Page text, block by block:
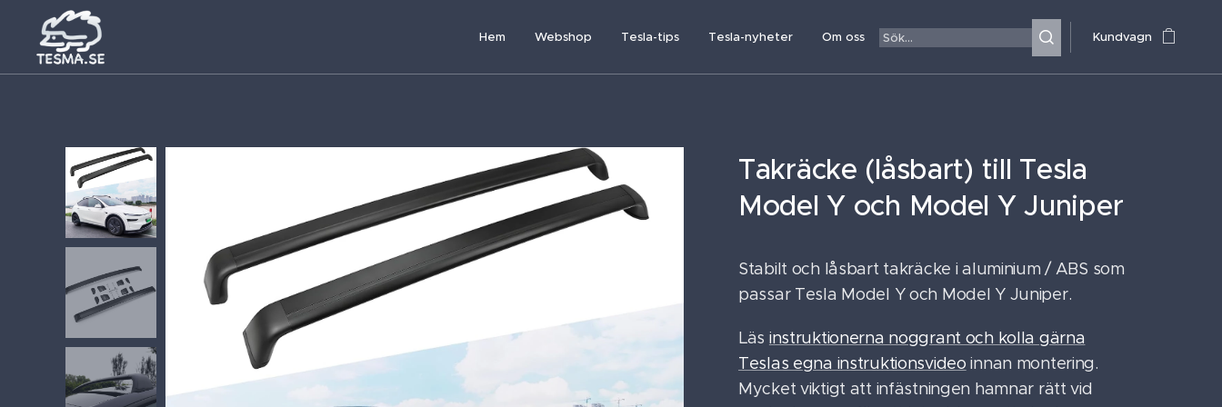
Hem Webshop Tesla-tips Tesla-nyheter Om oss Kundvagn
Takräcke (låsbart) till Tesla
Model Y och Model Y Juniper
Stabilt och låsbart takräcke i aluminium / ABS som
passar Tesla Model Y och Model Y Juniper.
Läs instruktionerna noggrant och kolla gärna
Teslas egna instruktionsvideo innan montering.
Mycket viktigt att infästningen hamnar rätt vid